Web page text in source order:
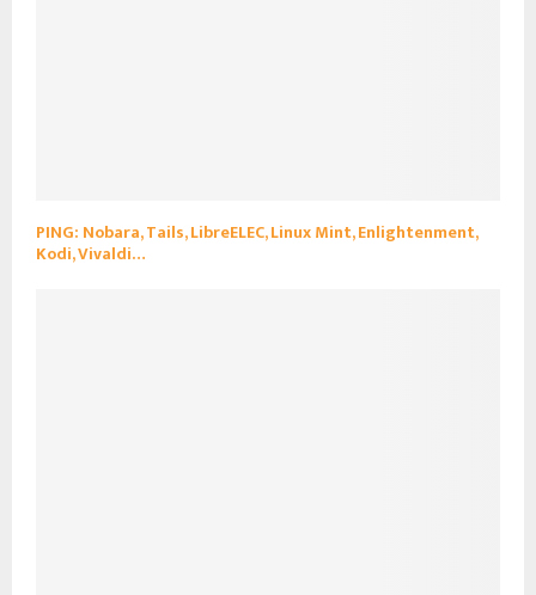
PING: Nobara, Tails, LibreELEC, Linux Mint, Enlightenment,
Kodi, Vivaldi…